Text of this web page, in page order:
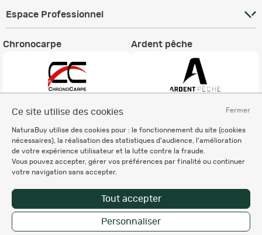
Fermer
Ce site utilise des cookies
NaturaBuy utilise des cookies pour : le fonctionnement du site (cookies
nécessaires), la réalisation des statistiques d'audience, l'amélioration
de votre expérience utilisateur et la lutte contre la fraude.
Vous pouvez accepter, gérer vos préférences par finalité ou continuer
votre navigation sans accepter.
Tout accepter
Personnaliser
Espace Professionnel
Chronocarpe Ardent pêche
Charte éthique
Mentions légales
Règlement & Conditions d'utilisation
Politique de protection
des données personnelles
Personnalisation des cookies
Copyright © 2007-2026 NaturaBuy. Tous droits réservés. N°CNIL: 1239459.